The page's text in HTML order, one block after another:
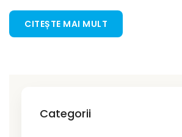
CITEȘTE MAI MULT
Categorii